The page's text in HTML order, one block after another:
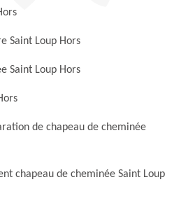
Saint Loup Hors
Saint Loup Hors
de chapeau de cheminée
chapeau de cheminée Saint Loup